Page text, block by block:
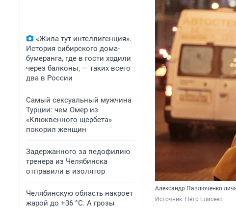
«Жила тут интеллигенция».
История сибирского дома-
бумеранга, где в гости ходили
через балконы, — таких всего
два в России
Самый сексуальный мужчина
Турции: чем Омер из
«Клюквенного щербета»
покорил женщин
Задержанного за педофилию
тренера из Челябинска
отправили в изолятор
Челябинскую область накроет
жарой до +36 °C. А грозы
Александр Павлюченко
Источник: Пётр Елисеев